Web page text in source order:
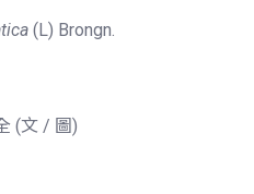
(L) Brongn.
(文 / 圖)